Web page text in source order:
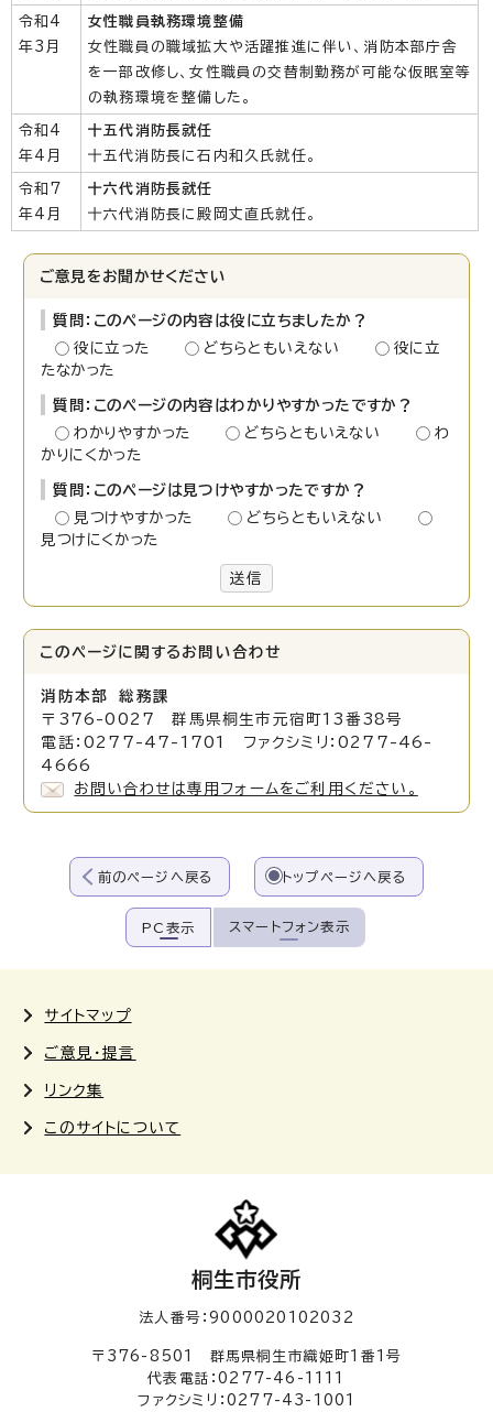
令和4
年3月
女性職員執務環境整備
女性職員の職域拡大や活躍推進に伴い、消防本部庁舎
を一部改修し、女性職員の交替制勤務が可能な仮眠室等
の執務環境を整備した。
令和4
年4月
十五代消防長就任
十五代消防長に石内和久氏就任。
令和7
年4月
十六代消防長就任
十六代消防長に殿岡丈直氏就任。
ご意見をお聞かせください
質問：このページの内容は役に立ちましたか？
役に立った
どちらともいえない
役に立
たなかった
質問：このページの内容はわかりやすかったですか？
わかりやすかった
どちらともいえない
わ
かりにくかった
質問：このページは見つけやすかったですか？
見つけやすかった
どちらともいえない
見つけにくかった
送信
このページに関する お問い合わせ
消防本部 総務課
〒376-0027 群馬県桐生市元宿町13番38号
電話：0277-47-1701 ファクシミリ：0277-46-
4666
お問い合わせは専用フォームをご利用ください。
前のページへ戻る トップページへ戻る
PC表示 スマートフォン表示
サイトマップ
ご意見・提言
リンク集
このサイトについて
桐生市役所
法人番号：9000020102032
〒376-8501 群馬県桐生市織姫町1番1号
代表電話：0277-46-1111
ファクシミリ：0277-43-1001